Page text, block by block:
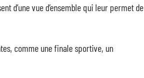
d’une vue d’ensemble qui leur permet de
comme une finale sportive, un